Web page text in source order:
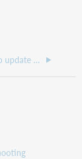
When I try to update the ILLiad Server, I am not seeing any update options